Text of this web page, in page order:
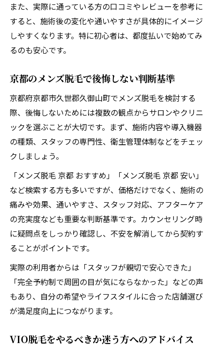
また、実際に通っている方の口コミやレビューを参考に
すると、施術後の変化や通いやすさが具体的にイメージ
しやすくなります。特に初心者は、都度払いで始めてみ
るのも安心です。
京都のメンズ脱毛で後悔しない判断基準
京都府京都市久世郡久御山町でメンズ脱毛を検討する
際、後悔しないためには複数の観点からサロンやクリニ
ックを選ぶことが大切です。まず、施術内容や導入機器
の種類、スタッフの専門性、衛生管理体制などをチェッ
クしましょう。
「メンズ脱毛 京都 おすすめ」「メンズ脱毛 京都 安い」
など検索する方も多いですが、価格だけでなく、施術の
痛みや効果、通いやすさ、スタッフ対応、アフターケア
の充実度なども重要な判断基準です。カウンセリング時
に疑問点をしっかり確認し、不安を解消してから契約す
ることがポイントです。
実際の利用者からは「スタッフが親切で安心できた」
「完全予約制で周囲の目が気にならなかった」などの声
もあり、自分の希望やライフスタイルに合った店舗選び
が満足度向上につながります。
VIO脱毛をやるべきか迷う方へのアドバイス